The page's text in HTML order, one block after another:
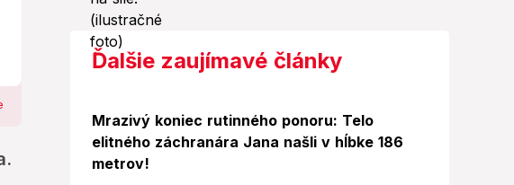
Ďalšie zaujímavé články
Mrazivý koniec rutinného ponoru: Telo
elitného záchranára Jana našli v hĺbke 186
metrov!